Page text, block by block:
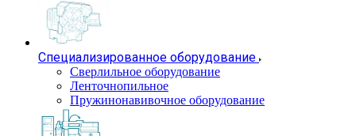
Специализированное оборудование
Сверлильное оборудование
Ленточнопильное
Пружинонавивочное оборудование